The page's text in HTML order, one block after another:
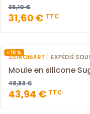
35,10 €
31,60 € TTC
- 10 %
SILIKOMART | EXPÉDIÉ
Moule en silicone
48,83 €
43,94 € TTC